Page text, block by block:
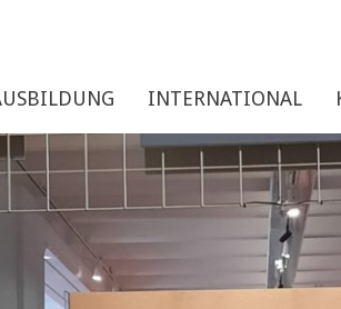
INTERNATIONAL